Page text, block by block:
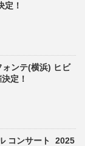
定！
ンテ(横浜) ヒビ
定！
コンサート 2025